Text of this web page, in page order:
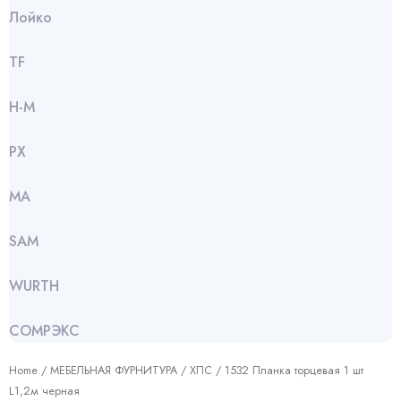
Лойко
TF
Н-М
РХ
МА
SАМ
WURTH
СОМРЭКС
Home / МЕБЕЛЬНАЯ ФУРНИТУРА / ХПС / 1532 Планка торцевая 1 шт
L1,2м черная